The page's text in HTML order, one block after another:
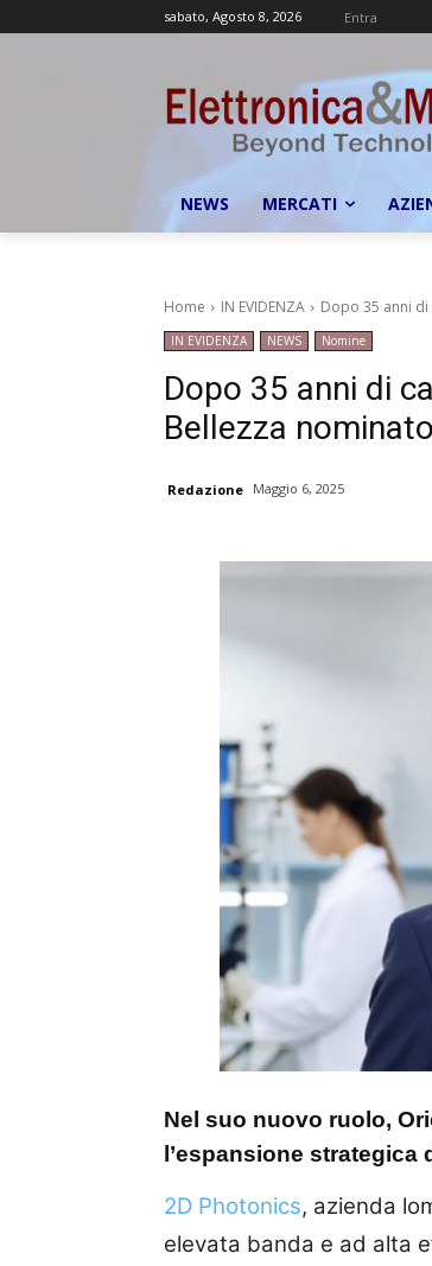
sabato, Agosto 8, 2026 Entra
NEWS MERCATI
Home IN EVIDENZA Dopo 35 anni
IN EVIDENZA NEWS Nomine
Dopo 35 anni di
Bellezza
Redazione Maggio 6, 2025
Nel suo nuovo ruolo,
l’espansione
2D Photonics, azienda
elevata banda e ad alta